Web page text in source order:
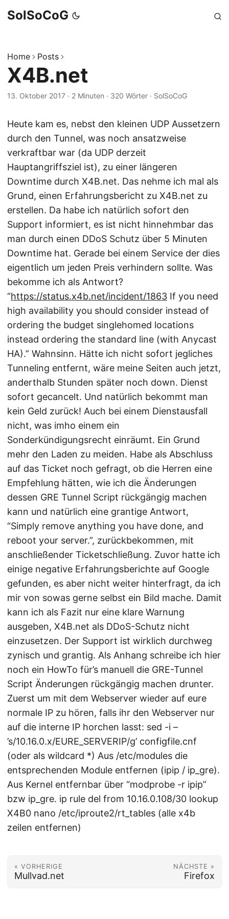
SolSoCoG
Home Posts
X4B.net
13. Oktober 2017 · 2 Minuten · 320 Wörter · SolSoCoG
Heute kam es, nebst den kleinen UDP Aussetzern
durch den Tunnel, was noch ansatzweise
verkraftbar war (da UDP derzeit
Hauptangriffsziel ist), zu einer längeren
Downtime durch X4B.net. Das nehme ich mal als
Grund, einen Erfahrungsbericht zu X4B.net zu
erstellen. Da habe ich natürlich sofort den
Support informiert, es ist nicht hinnehmbar das
man durch einen DDoS Schutz über 5 Minuten
Downtime hat. Gerade bei einem Service der dies
eigentlich um jeden Preis verhindern sollte. Was
bekomme ich als Antwort?
“https://status.x4b.net/incident/1863 If you need
high availability you should consider instead of
ordering the budget singlehomed locations
instead ordering the standard line (with Anycast
HA).” Wahnsinn. Hätte ich nicht sofort jegliches
Tunneling entfernt, wäre meine Seiten auch jetzt,
anderthalb Stunden später noch down. Dienst
sofort gecancelt. Und natürlich bekommt man
kein Geld zurück! Auch bei einem Dienstausfall
nicht, was imho einem ein
Sonderkündigungsrecht einräumt. Ein Grund
mehr den Laden zu meiden. Habe als Abschluss
auf das Ticket noch gefragt, ob die Herren eine
Empfehlung hätten, wie ich die Änderungen
dessen GRE Tunnel Script rückgängig machen
kann und natürlich eine grantige Antwort,
“Simply remove anything you have done, and
reboot your server.”, zurückbekommen, mit
anschließender Ticketschließung. Zuvor hatte ich
einige negative Erfahrungsberichte auf Google
gefunden, es aber nicht weiter hinterfragt, da ich
mir von sowas gerne selbst ein Bild mache. Damit
kann ich als Fazit nur eine klare Warnung
ausgeben, X4B.net als DDoS-Schutz nicht
einzusetzen. Der Support ist wirklich durchweg
zynisch und grantig. Als Anhang schreibe ich hier
noch ein HowTo für’s manuell die GRE-Tunnel
Script Änderungen rückgängig machen drunter.
Zuerst um mit dem Webserver wieder auf eure
normale IP zu hören, falls ihr den Webserver nur
auf die interne IP horchen lasst: sed -i –
’s/10.16.0.x/EURE_SERVERIP/g’ configfile.cnf
(oder als wildcard *) Aus /etc/modules die
entsprechenden Module entfernen (ipip / ip_gre).
Aus Kernel entfernbar über “modprobe -r ipip”
bzw ip_gre. ip rule del from 10.16.0.108/30 lookup
X4B0 nano /etc/iproute2/rt_tables (alle x4b
zeilen entfernen)
« VORHERIGE
Mullvad.net
NÄCHSTE »
Firefox